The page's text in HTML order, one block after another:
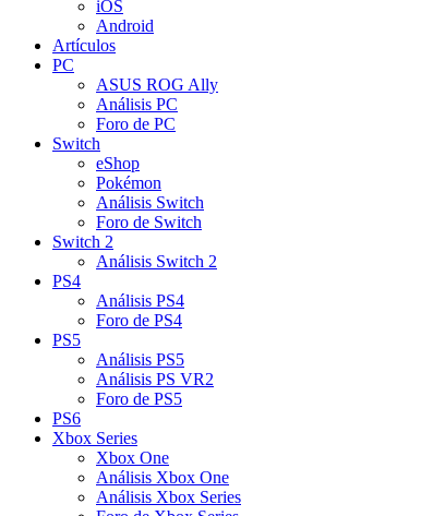
iOS
Android
Artículos
PC
ASUS ROG Ally
Análisis PC
Foro de PC
Switch
eShop
Pokémon
Análisis Switch
Foro de Switch
Switch 2
Análisis Switch 2
PS4
Análisis PS4
Foro de PS4
PS5
Análisis PS5
Análisis PS VR2
Foro de PS5
PS6
Xbox Series
Xbox One
Análisis Xbox One
Análisis Xbox Series